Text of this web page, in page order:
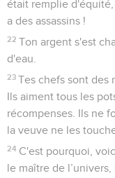
était remplie
a des assassins !
22 Ton argent s'est
d'eau.
23 Tes chefs sont des
Ils aiment tous les
récompenses. Ils ne
la veuve ne les
24 C'est pourquoi,
le maître de